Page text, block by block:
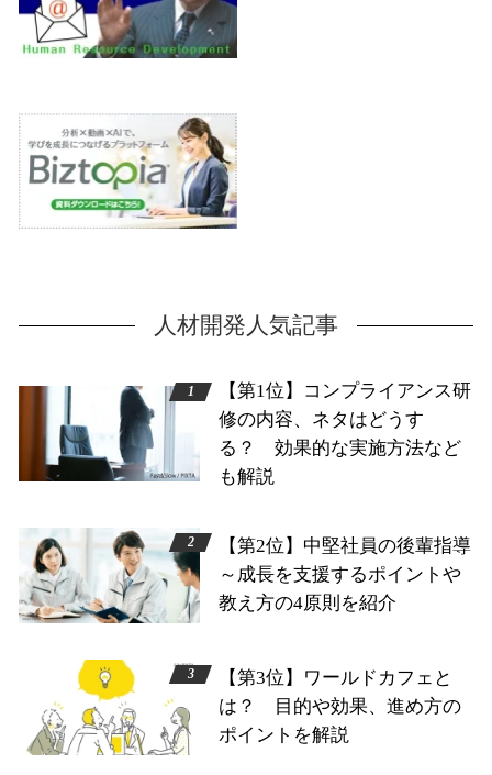
人材開発人気記事
【第1位】コンプライアンス研
修の内容、ネタはどうす
る？ 効果的な実施方法など
も解説
【第2位】中堅社員の後輩指導
～成長を支援するポイントや
教え方の4原則を紹介
【第3位】ワールドカフェと
は？ 目的や効果、進め方の
ポイントを解説